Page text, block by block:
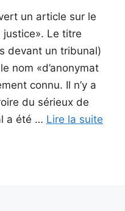
un article sur le
Le titre
devant un tribunal)
nom «d’anonymat
connu. Il n’y a
du sérieux de
a été … Lire la suite